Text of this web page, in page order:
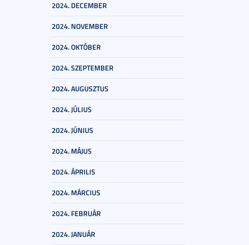
2024. DECEMBER
2024. NOVEMBER
2024. OKTÓBER
2024. SZEPTEMBER
2024. AUGUSZTUS
2024. JÚLIUS
2024. JÚNIUS
2024. MÁJUS
2024. ÁPRILIS
2024. MÁRCIUS
2024. FEBRUÁR
2024. JANUÁR